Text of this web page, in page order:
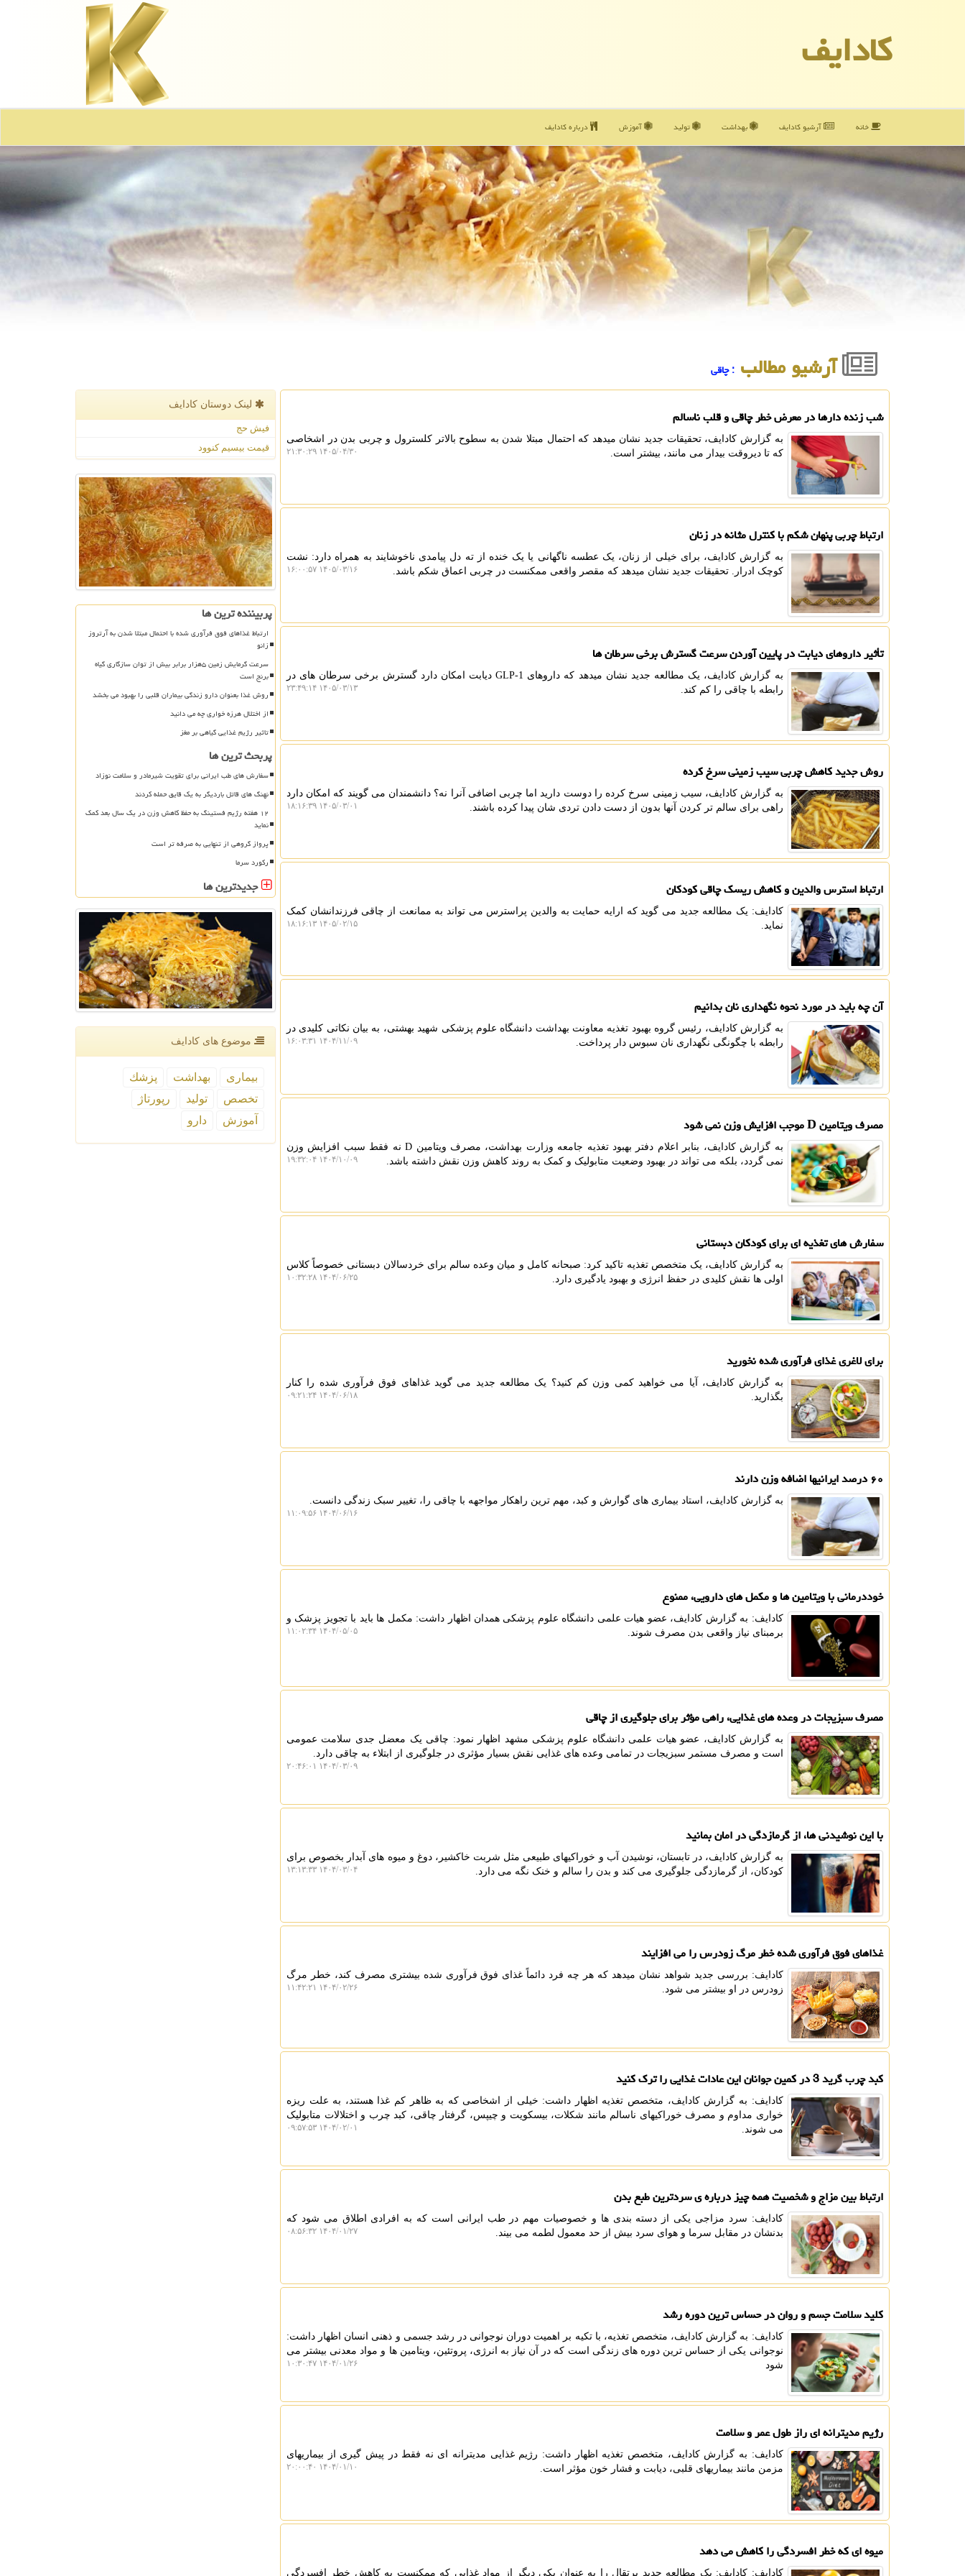
كادایف
خانه آرشیو كادایف بهداشت تولید آموزش درباره كادایف
آرشیو مطالب : چاقی
شب زنده دارها در معرض خطر چاقی و قلب ناسالم
به گزارش کادایف، تحقیقات جدید نشان میدهد که احتمال مبتلا شدن به سطوح بالاتر کلسترول و چربی بدن در اشخاصی
که تا دیروقت بیدار می مانند، بیشتر است.
۱۴۰۵/۰۴/۳۰ ۲۱:۳۰:۲۹
ارتباط چربی پنهان شکم با کنترل مثانه در زنان
به گزارش کادایف، برای خیلی از زنان، یک عطسه ناگهانی یا یک خنده از ته دل پیامدی ناخوشایند به همراه دارد: نشت
کوچک ادرار. تحقیقات جدید نشان میدهد که مقصر واقعی ممکنست در چربی اعماق شکم باشد.
۱۴۰۵/۰۳/۱۶ ۱۶:۰۰:۵۷
تأثیر داروهای دیابت در پایین آوردن سرعت گسترش برخی سرطان ها
به گزارش کادایف، یک مطالعه جدید نشان میدهد که داروهای GLP-1 دیابت امکان دارد گسترش برخی سرطان های در
رابطه با چاقی را کم کند.
۱۴۰۵/۰۳/۱۳ ۲۳:۴۹:۱۴
روش جدید کاهش چربی سیب زمینی سرخ کرده
به گزارش کادایف، سیب زمینی سرخ کرده را دوست دارید اما چربی اضافی آنرا نه؟ دانشمندان می گویند که امکان دارد
راهی برای سالم تر کردن آنها بدون از دست دادن تردی شان پیدا کرده باشند.
۱۴۰۵/۰۳/۰۱ ۱۸:۱۶:۳۹
ارتباط استرس والدین و کاهش ریسک چاقی کودکان
کادایف: یک مطالعه جدید می گوید که ارایه حمایت به والدین پراسترس می تواند به ممانعت از چاقی فرزندانشان کمک
نماید.
۱۴۰۵/۰۲/۱۵ ۱۸:۱۶:۱۳
آن چه باید در مورد نحوه نگهداری نان بدانیم
به گزارش کادایف، رئیس گروه بهبود تغذیه معاونت بهداشت دانشگاه علوم پزشکی شهید بهشتی، به بیان نکاتی کلیدی در
رابطه با چگونگی نگهداری نان سبوس دار پرداخت.
۱۴۰۴/۱۱/۰۹ ۱۶:۰۳:۳۱
مصرف ویتامین D موجب افزایش وزن نمی شود
به گزارش کادایف، بنابر اعلام دفتر بهبود تغذیه جامعه وزارت بهداشت، مصرف ویتامین D نه فقط سبب افزایش وزن
نمی گردد، بلکه می تواند در بهبود وضعیت متابولیک و کمک به روند کاهش وزن نقش داشته باشد.
۱۴۰۴/۱۰/۰۹ ۱۹:۳۲:۰۴
سفارش های تغذیه ای برای کودکان دبستانی
به گزارش کادایف، یک متخصص تغذیه تاکید کرد: صبحانه کامل و میان وعده سالم برای خردسالان دبستانی خصوصاً کلاس
اولی ها نقش کلیدی در حفظ انرژی و بهبود یادگیری دارد.
۱۴۰۴/۰۶/۲۵ ۱۰:۳۲:۲۸
برای لاغری غذای فرآوری شده نخورید
به گزارش کادایف، آیا می خواهید کمی وزن کم کنید؟ یک مطالعه جدید می گوید غذاهای فوق فرآوری شده را کنار
بگذارید.
۱۴۰۴/۰۶/۱۸ ۰۹:۲۱:۲۴
۶۰ درصد ایرانیها اضافه وزن دارند
به گزارش کادایف، استاد بیماری های گوارش و کبد، مهم ترین راهکار مواجهه با چاقی را، تغییر سبک زندگی دانست.
۱۴۰۴/۰۶/۱۶ ۱۱:۰۹:۵۶
خوددرمانی با ویتامین ها و مکمل های دارویی، ممنوع
کادایف: به گزارش کادایف، عضو هیات علمی دانشگاه علوم پزشکی همدان اظهار داشت: مکمل ها باید با تجویز پزشک و
برمبنای نیاز واقعی بدن مصرف شوند.
۱۴۰۴/۰۵/۰۵ ۱۱:۰۲:۳۴
مصرف سبزیجات در وعده های غذایی، راهی مؤثر برای جلوگیری از چاقی
به گزارش کادایف، عضو هیات علمی دانشگاه علوم پزشکی مشهد اظهار نمود: چاقی یک معضل جدی سلامت عمومی
است و مصرف مستمر سبزیجات در تمامی وعده های غذایی نقش بسیار مؤثری در جلوگیری از ابتلاء به چاقی دارد.
۱۴۰۴/۰۳/۰۹ ۲۰:۴۶:۰۱
با این نوشیدنی ها، از گرمازدگی در امان بمانید
به گزارش کادایف، در تابستان، نوشیدن آب و خوراکیهای طبیعی مثل شربت خاکشیر، دوغ و میوه های آبدار بخصوص برای
کودکان، از گرمازدگی جلوگیری می کند و بدن را سالم و خنک نگه می دارد.
۱۴۰۴/۰۳/۰۴ ۱۳:۱۳:۳۳
غذاهای فوق فرآوری شده خطر مرگ زودرس را می افزایند
کادایف: بررسی جدید شواهد نشان میدهد که هر چه فرد دائماً غذای فوق فرآوری شده بیشتری مصرف کند، خطر مرگ
زودرس در او بیشتر می شود.
۱۴۰۴/۰۲/۲۶ ۱۱:۴۲:۲۱
کبد چرب گرید 3 در کمین جوانان این عادات غذایی را ترک کنید
کادایف: به گزارش کادایف، متخصص تغذیه اظهار داشت: خیلی از اشخاصی که به ظاهر کم غذا هستند، به علت ریزه
خواری مداوم و مصرف خوراکیهای ناسالم مانند شکلات، بیسکویت و چیپس، گرفتار چاقی، کبد چرب و اختلالات متابولیک
می شوند.
۱۴۰۴/۰۲/۰۱ ۰۹:۵۷:۵۳
ارتباط بین مزاج و شخصیت همه چیز درباره ی سردترین طبع بدن
کادایف: سرد مزاجی یکی از دسته بندی ها و خصوصیات مهم در طب ایرانی است که به افرادی اطلاق می شود که
بدنشان در مقابل سرما و هوای سرد بیش از حد معمول لطمه می بیند.
۱۴۰۴/۰۱/۲۷ ۰۸:۵۶:۳۲
کلید سلامت جسم و روان در حساس ترین دوره رشد
کادایف: به گزارش کادایف، متخصص تغذیه، با تکیه بر اهمیت دوران نوجوانی در رشد جسمی و ذهنی انسان اظهار داشت:
نوجوانی یکی از حساس ترین دوره های زندگی است که در آن نیاز به انرژی، پروتئین، ویتامین ها و مواد معدنی بیشتر می
شود
۱۴۰۴/۰۱/۲۶ ۱۰:۳۰:۴۷
رژیم مدیترانه ای راز طول عمر و سلامت
کادایف: به گزارش کادایف، متخصص تغذیه اظهار داشت: رژیم غذایی مدیترانه ای نه فقط در پیش گیری از بیماریهای
مزمن مانند بیماریهای قلبی، دیابت و فشار خون مؤثر است.
۱۴۰۴/۰۱/۱۰ ۲۰:۰۰:۴۰
میوه ای که خطر افسردگی را کاهش می دهد
کادایف: کادایف: یک مطالعه جدید پرتقال را به عنوان یکی دیگر از مواد غذایی که ممکنست به کاهش خطر افسردگی
لینک دوستان كادایف
فیش حج
قیمت بیسیم کنوود
پربیننده ترین ها
ارتباط غذاهای فوق فرآوری شده با احتمال مبتلا شدن به آرتروز
زانو
سرعت گرمایش زمین ۵هزار برابر بیش از توان سازگاری گیاه
برنج است
روش غذا بعنوان دارو زندگی بیماران قلبی را بهبود می بخشد
از اختلال هرزه خواری چه می دانید
تاثیر رژیم غذایی گیاهی بر مغز
پربحث ترین ها
سفارش های طب ایرانی برای تقویت شیرمادر و سلامت نوزاد
نهنگ های قاتل باردیگر به یک قایق حمله کردند
۱۲ هفته رژیم فستینگ به حفظ کاهش وزن در یک سال بعد کمک
نماید
پرواز گروهی از تنهایی به صرفه تر است
رکورد سرما
جدیدترین ها
موضوع های كادایف
بیماری بهداشت
پزشك
تخصص
تولید
رپورتاژ
آموزش
دارو